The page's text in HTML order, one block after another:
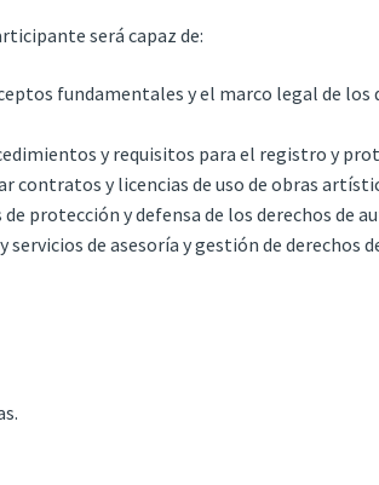
será capaz de:
fundamentales y el marco legal de los
y requisitos para el registro y
contratos y licencias de uso de obras
protección y defensa de los derechos de
servicios de asesoría y gestión de derechos